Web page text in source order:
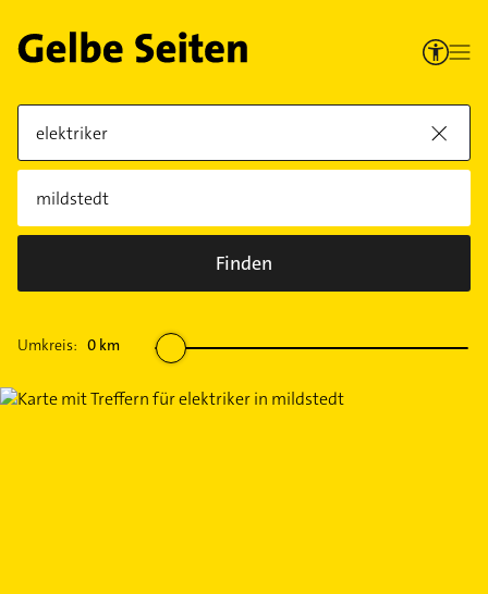
Finden
Umkreis: 0 km